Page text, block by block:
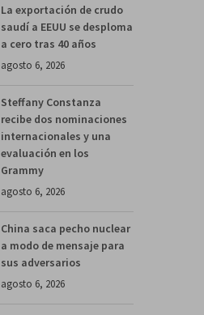
La exportación de crudo
saudí a EEUU se desploma
a cero tras 40 años
agosto 6, 2026
Steffany Constanza
recibe dos nominaciones
internacionales y una
evaluación en los
Grammy
agosto 6, 2026
China saca pecho nuclear
a modo de mensaje para
sus adversarios
agosto 6, 2026